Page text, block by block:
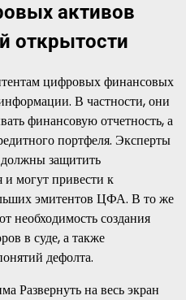
активов
открытости
цифровых финансовых
В частности, они
финансовую отчетность, а
портфеля. Эксперты
защитить
могут привести к
эмитентов ЦФА. В то же
необходимость создания
в суде, а также
дефолта.
Развернуть на весь экран